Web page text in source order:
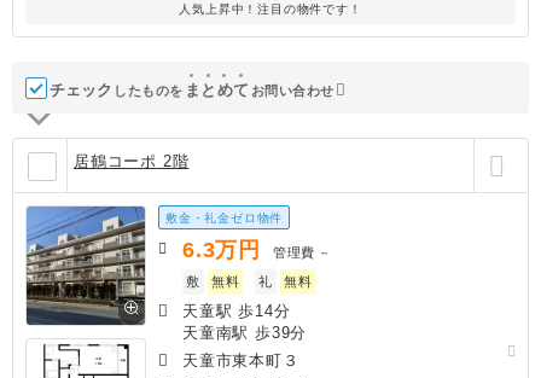
人気上昇中！注目の物件です！
チェック したものを ま と めて お問い合わせ
居鶴コーポ 2階
敷金・礼金ゼロ物件
6.3万円 管理費 －
敷
無料 礼 無料
天童駅 歩14分
天童南駅 歩39分
天童市東本町３